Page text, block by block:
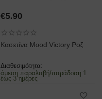
€5.90
Κασετίνα Mood Victory Ροζ
Διαθεσιμότητα:
άμεση παραλαβή/παράδοση 1
έως 3 ημέρες